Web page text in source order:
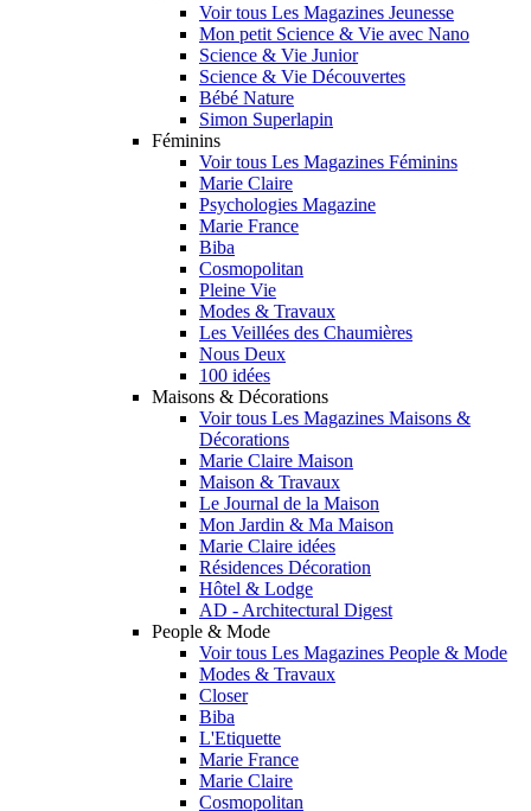
Voir tous Les Magazines Jeunesse
Mon petit Science & Vie avec Nano
Science & Vie Junior
Science & Vie Découvertes
Bébé Nature
Simon Superlapin
Féminins
Voir tous Les Magazines Féminins
Marie Claire
Psychologies Magazine
Marie France
Biba
Cosmopolitan
Pleine Vie
Modes & Travaux
Les Veillées des Chaumières
Nous Deux
100 idées
Maisons & Décorations
Voir tous Les Magazines Maisons &
Décorations
Marie Claire Maison
Maison & Travaux
Le Journal de la Maison
Mon Jardin & Ma Maison
Marie Claire idées
Résidences Décoration
Hôtel & Lodge
AD - Architectural Digest
People & Mode
Voir tous Les Magazines People & Mode
Modes & Travaux
Closer
Biba
L'Etiquette
Marie France
Marie Claire
Cosmopolitan